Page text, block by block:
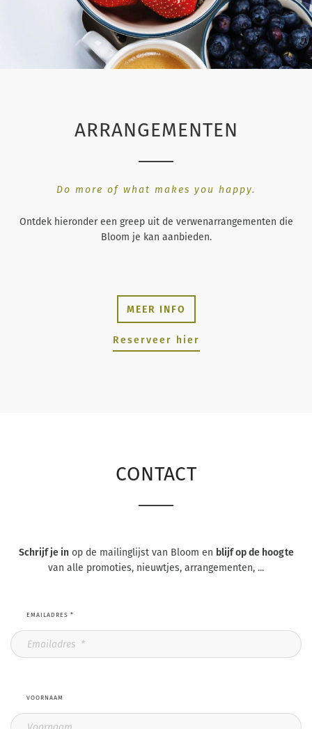
ARRANGEMENTEN
Do more of what makes you happy.
Ontdek hieronder een greep uit de verwenarrangementen die
Bloom je kan aanbieden.
MEER INFO
Reserveer hier
CONTACT
Schrijf je inop de mailinglijst van Bloom en blijf op de hoogte
van alle promoties, nieuwtjes, arrangementen, ...
EMAILADRES *
VOORNAAM